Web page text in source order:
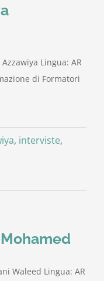
Lingua: AR
di Formatori
, interviste,
Waleed Lingua: AR